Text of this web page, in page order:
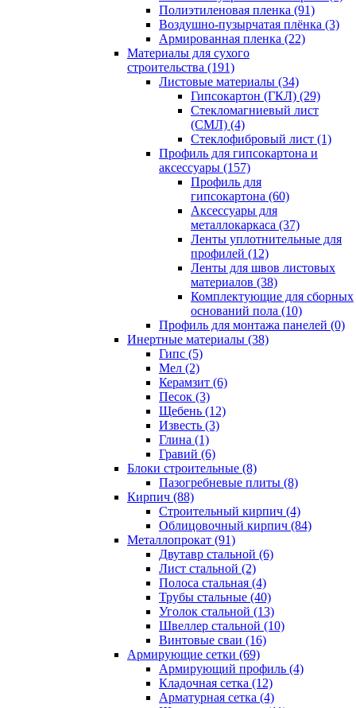
Полиэтиленовая пленка (91)
Воздушно-пузырчатая плёнка (3)
Армированная пленка (22)
Материалы для сухого
строительства (191)
Листовые материалы (34)
Гипсокартон (ГКЛ) (29)
Стекломагниевый лист
(СМЛ) (4)
Cтеклофибровый лист (1)
Профиль для гипсокартона и
аксессуары (157)
Профиль для
гипсокартона (60)
Аксессуары для
металлокаркаса (37)
Ленты уплотнительные для
профилей (12)
Ленты для швов листовых
материалов (38)
Комплектующие для сборных
оснований пола (10)
Профиль для монтажа панелей (0)
Инертные материалы (38)
Гипс (5)
Мел (2)
Керамзит (6)
Песок (3)
Щебень (12)
Известь (3)
Глина (1)
Гравий (6)
Блоки строительные (8)
Пазогребневые плиты (8)
Кирпич (88)
Строительный кирпич (4)
Облицовочный кирпич (84)
Металлопрокат (91)
Двутавр стальной (6)
Лист стальной (2)
Полоса стальная (4)
Трубы стальные (40)
Уголок стальной (13)
Швеллер стальной (10)
Винтовые сваи (16)
Армирующие сетки (69)
Армирующий профиль (4)
Кладочная сетка (12)
Арматурная сетка (4)